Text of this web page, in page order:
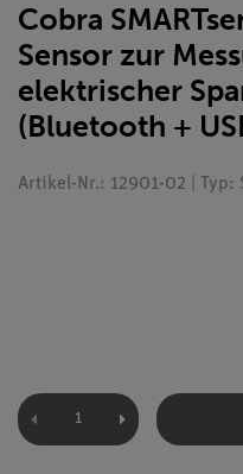
Cobra
Sensor zur
elektrischer
(Bluetooth +
Artikel-Nr.: 12901-02 | Typ: